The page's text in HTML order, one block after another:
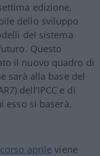
edizione,
dello sviluppo
del sistema
Questo
il nuovo quadro di
sarà alla base del
dell’IPCC e di
esso si baserà.
aprile viene